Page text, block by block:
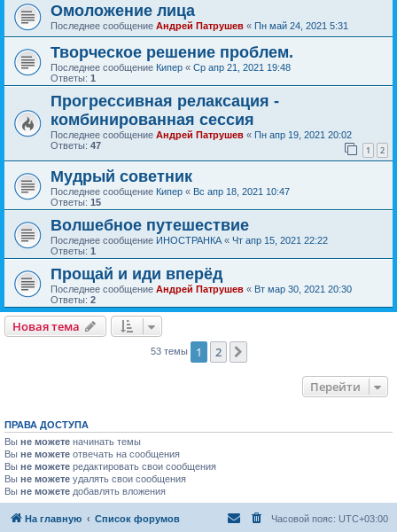
Омоложение лица
Последнее сообщение Андрей Патрушев « Пн май 24, 2021 5:31
Творческое решение проблем.
Последнее сообщение Кипер « Ср апр 21, 2021 19:48
Ответы: 1
Прогрессивная релаксация -
комбинированная сессия
Последнее сообщение Андрей Патрушев « Пн апр 19, 2021 20:02
Ответы: 47 1 2
Мудрый советник
Последнее сообщение Кипер « Вс апр 18, 2021 10:47
Ответы: 15
Волшебное путешествие
Последнее сообщение ИНОСТРАНКА « Чт апр 15, 2021 22:22
Ответы: 1
Прощай и иди вперёд
Последнее сообщение Андрей Патрушев « Вт мар 30, 2021 20:30
Ответы: 2
Новая тема
53 темы 1 2
Перейти
ПРАВА ДОСТУПА
Вы не можете начинать темы
Вы не можете отвечать на сообщения
Вы не можете редактировать свои сообщения
Вы не можете удалять свои сообщения
Вы не можете добавлять вложения
На главную Список форумов Часовой пояс: UTC+03:00